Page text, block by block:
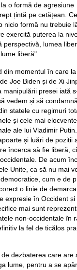
o formă de agresiune
țintă pe cetățean.
nicio formă nu trebuie
exercită puterea la
perspectivă, lumea
liberă".
din momentul în care
Joe Biden și de Xi
manipulării presei iată
vedem și să
statele cu regimuri
și cele mai elocvente
ale lui Vladimir
și luări de poziții
încerca să fie liberă,
De acum
Unite, ca să nu mai
cum e de
o linie de
expresie în Occident și
mai sunt
non-occidentale în
la fel de ticălos
dezbaterea care are
lume, pentru a se